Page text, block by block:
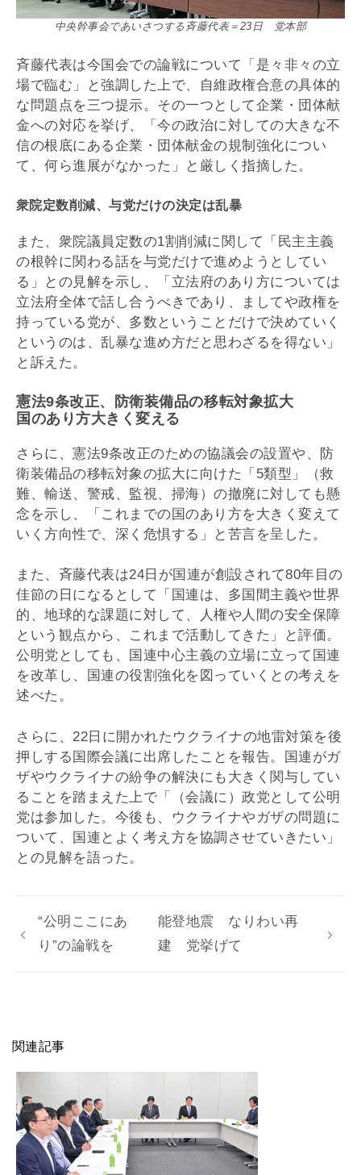
中央幹事会であいさつする斉藤代表＝23日 党本部
斉藤代表は今国会での論戦について「是々非々の立
場で臨む」と強調した上で、自維政権合意の具体的
な問題点を三つ提示。その一つとして企業・団体献
金への対応を挙げ、「今の政治に対しての大きな不
信の根底にある企業・団体献金の規制強化につい
て、何ら進展がなかった」と厳しく指摘した。
衆院定数削減、与党だけの決定は乱暴
また、衆院議員定数の1割削減に関して「民主主義
の根幹に関わる話を与党だけで進めようとしてい
る」との見解を示し、「立法府のあり方については
立法府全体で話し合うべきであり、ましてや政権を
持っている党が、多数ということだけで決めていく
というのは、乱暴な進め方だと思わざるを得ない」
と訴えた。
憲法9条改正、防衛装備品の移転対象拡大
国のあり方大きく変える
さらに、憲法9条改正のための協議会の設置や、防
衛装備品の移転対象の拡大に向けた「5類型」（救
難、輸送、警戒、監視、掃海）の撤廃に対しても懸
念を示し、「これまでの国のあり方を大きく変えて
いく方向性で、深く危惧する」と苦言を呈した。
また、斉藤代表は24日が国連が創設されて80年目の
佳節の日になるとして「国連は、多国間主義や世界
的、地球的な課題に対して、人権や人間の安全保障
という観点から、これまで活動してきた」と評価。
公明党としても、国連中心主義の立場に立って国連
を改革し、国連の役割強化を図っていくとの考えを
述べた。
さらに、22日に開かれたウクライナの地雷対策を後
押しする国際会議に出席したことを報告。国連がガ
ザやウクライナの紛争の解決にも大きく関与してい
ることを踏まえた上で「（会議に）政党として公明
党は参加した。今後も、ウクライナやガザの問題に
ついて、国連とよく考え方を協調させていきたい」
との見解を語った。
“公明ここにあ
り”の論戦を
能登地震 なりわい再
建 党挙げて
関連記事